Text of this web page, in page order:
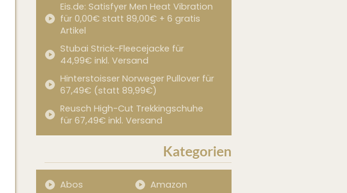
Eis.de: Satisfyer Men Heat Vibration
für 0,00€ statt 89,00€ + 6 gratis
Artikel
Stubai Strick-Fleecejacke für
44,99€ inkl. Versand
Hinterstoisser Norweger Pullover für
67,49€ (statt 89,99€)
Reusch High-Cut Trekkingschuhe
für 67,49€ inkl. Versand
Kategorien
Abos
Amazon